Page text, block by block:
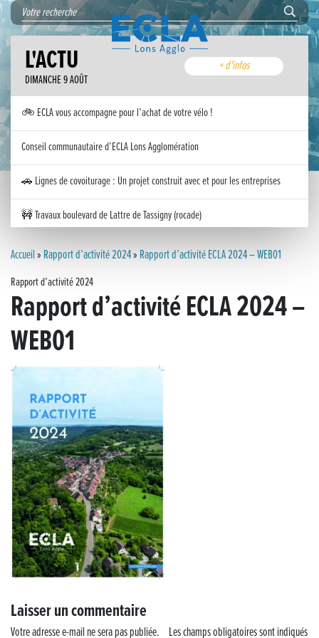
L'ACTU
DIMANCHE 9 AOÛT
+ d'infos
🚲 ECLA vous accompagne pour l’achat de votre vélo !
Conseil communautaire d’ECLA Lons Agglomération
🚗 Lignes de covoiturage : Un projet construit avec et pour les entreprises
🚧 Travaux boulevard de Lattre de Tassigny (rocade)
Inauguration nouvelle station d’épuration (STEP) de Trenal
Festival des solutions écologiques 2026
Meilleurs voeux 2026
« France, une histoire d’amour », l’avant-première au Cinéma 4C !
Journée nationale de la Résistance
Dernier coup de pédale pour la Cyclosportive
Cyclosportive de La Vache qui rit : édition 2025
Musique dans la rue !
Retour sur la 5e édition du Tournoi Foot Civisme
Victoire pour Lons-le-Saunier !
Accueil» Rapport d’activité 2024» Rapport d’activité ECLA 2024 – WEB01
Rapport d’activité 2024
Rapport d’activité ECLA 2024 –
WEB01
Laisser un commentaire
Votre adresse e-mail ne sera pas publiée.
Les champs obligatoires sont indiqués